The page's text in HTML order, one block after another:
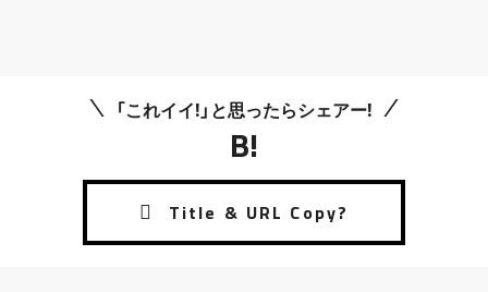
「これイイ!」と思ったらシェアー!
B!